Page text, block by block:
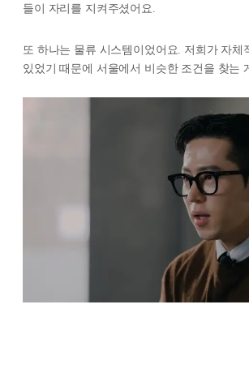
들이 자리를 지켜주셨어요.
또 하나는 물류 시스템이었어요. 저희가 자체
있었기 때문에 서울에서 비슷한 조건을 찾는